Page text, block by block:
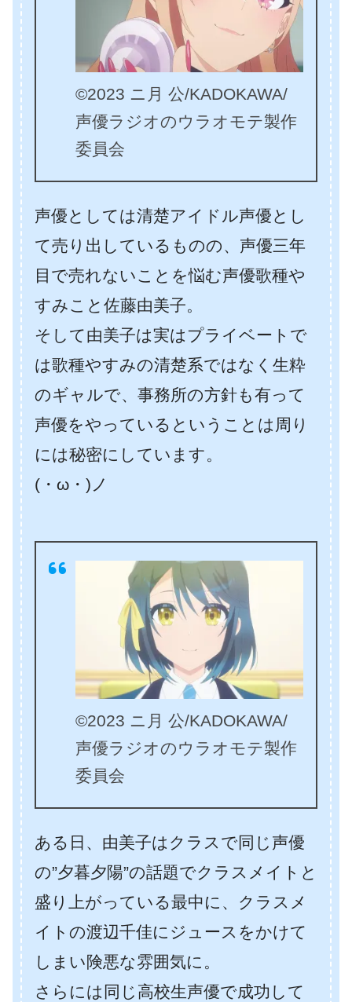
©2023 ニ月 公/KADOKAWA/
声優ラジオのウラオモテ製作
委員会
声優としては清楚アイドル声優とし
て売り出しているものの、声優三年
目で売れないことを悩む声優歌種や
すみこと佐藤由美子。
そして由美子は実はプライベートで
は歌種やすみの清楚系ではなく生粋
のギャルで、事務所の方針も有って
声優をやっているということは周り
には秘密にしています。
(・ω・)ノ
©2023 ニ月 公/KADOKAWA/
声優ラジオのウラオモテ製作
委員会
ある日、由美子はクラスで同じ声優
の”夕暮夕陽”の話題でクラスメイトと
盛り上がっている最中に、クラスメ
イトの渡辺千佳にジュースをかけて
しまい険悪な雰囲気に。
さらには同じ高校生声優で成功して